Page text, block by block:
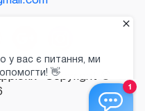
Copyright ©